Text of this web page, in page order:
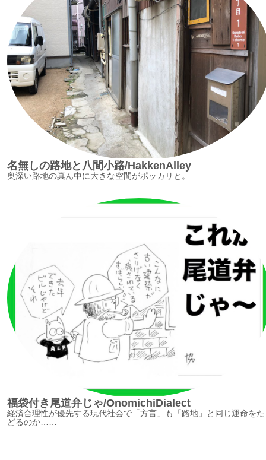
名無しの路地と八間小路/HakkenAlley
奥深い路地の真ん中に大きな空間がポッカリと。
福袋付き尾道弁じゃ/OnomichiDialect
経済合理性が優先する現代社会で「方言」も「路地」と同じ運命をた
どるのか……